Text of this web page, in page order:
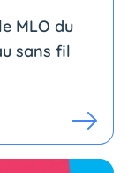
MLO du
sans fil